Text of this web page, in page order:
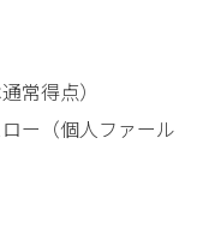
常得点）
ー（個人ファール